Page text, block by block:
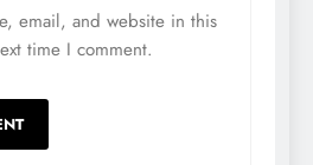
email, and website in this
time I comment.